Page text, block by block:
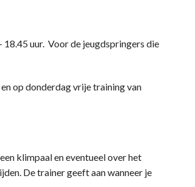
uur. Voor de jeugdspringers die
op donderdag vrije training van
klimpaal en eventueel over het
De trainer geeft aan wanneer je